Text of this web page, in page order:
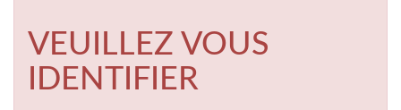
VEUILLEZ VOUS
IDENTIFIER